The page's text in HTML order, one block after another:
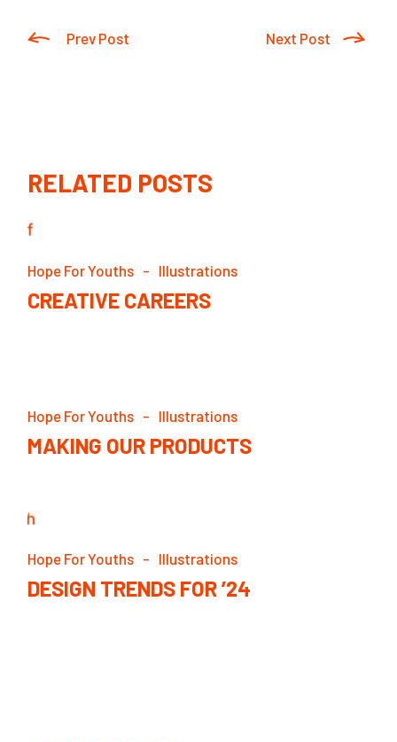
Prev Post Next Post
RELATED POSTS
Hope For Youths Illustrations
CREATIVE CAREERS
Hope For Youths Illustrations
MAKING OUR PRODUCTS
Hope For Youths Illustrations
DESIGN TRENDS FOR ’24